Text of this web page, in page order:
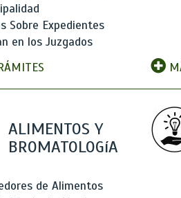
Sobre Expedientes
en los Juzgados
ALIMENTOS Y
BROMATOLOGíA
de Alimentos